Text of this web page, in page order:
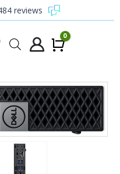
reviews
0